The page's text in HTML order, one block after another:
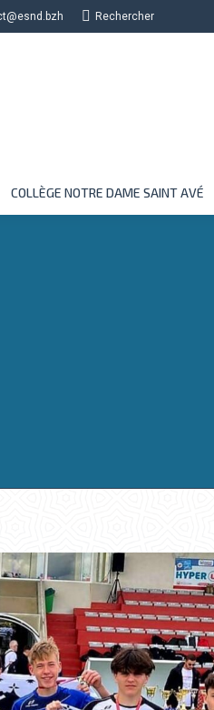
Recherche
Rechercher
COLLÈGE NOTRE DAME SAINT AVÉ